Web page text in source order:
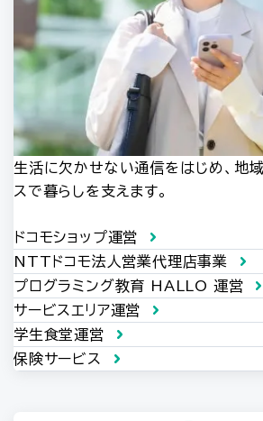
生活に欠かせない通信をはじめ、地
スで暮らしを支えます。
ドコモショップ運営
NTTドコモ法人営業代理店事業
プログラミング教育 HALLO 運営
サービスエリア運営
学生食堂運営
保険サービス